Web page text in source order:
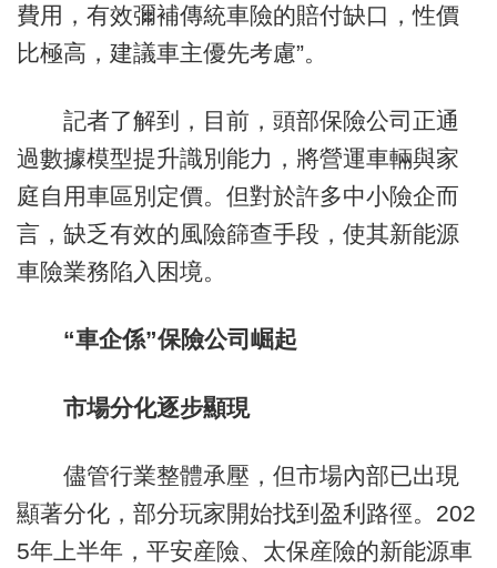
費用，有效彌補傳統車險的賠付缺口，性價
比極高，建議車主優先考慮”。
記者了解到，目前，頭部保險公司正通
過數據模型提升識別能力，將營運車輛與家
庭自用車區別定價。但對於許多中小險企而
言，缺乏有效的風險篩查手段，使其新能源
車險業務陷入困境。
“車企係”保險公司崛起
市場分化逐步顯現
儘管行業整體承壓，但市場內部已出現
顯著分化，部分玩家開始找到盈利路徑。202
5年上半年，平安産險、太保産險的新能源車